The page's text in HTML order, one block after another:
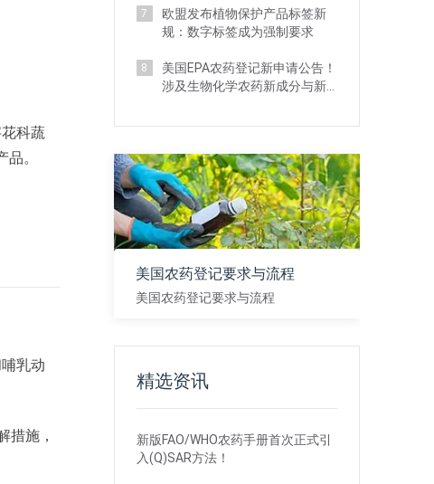
科蔬
。
乳动
措施，
7
欧盟发布植物保护产品标签新
规：数字标签成为强制要求
8
美国EPA农药登记新申请公告！
涉及生物化学农药新成分与新
美国农药登记要求与流程
美国农药登记要求与流程
精选资讯
新版FAO/WHO农药手册首次正式引
入(Q)SAR方法！